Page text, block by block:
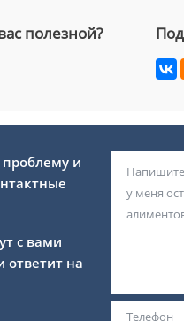
полезной?
и
с вами
ответит на